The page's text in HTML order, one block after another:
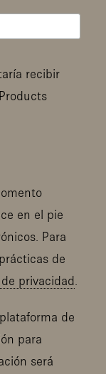
recibir
en el pie
Para
de
privacidad
de
para
será